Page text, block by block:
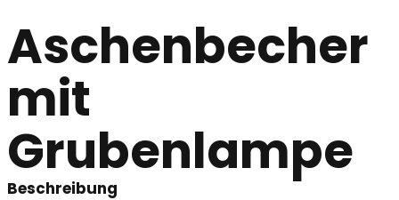
Aschenbecher
mit
Grubenlampe
Beschreibung